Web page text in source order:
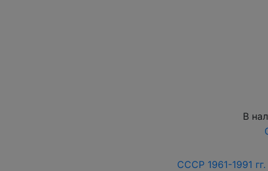
В
СССР 1961-1991